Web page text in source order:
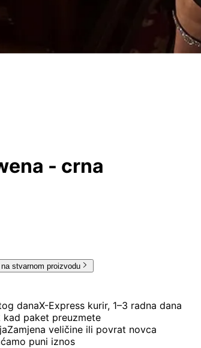
- crna
stvarnom proizvodu
danaX-Express kurir, 1–3 radna dana
kad paket preuzmete
Zamjena veličine ili povrat novca
puni iznos